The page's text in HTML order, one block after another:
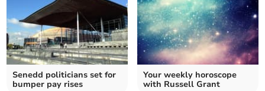
Senedd politicians set for
bumper pay rises
Your weekly horoscope
with Russell Grant